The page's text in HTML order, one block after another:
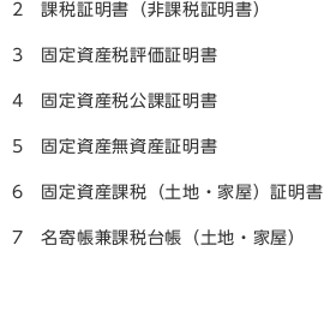
2 課税証明書（非課税証明書）
3 固定資産税評価証明書
4 固定資産税公課証明書
5 固定資産無資産証明書
6 固定資産課税（土地・家屋）証明書
7 名寄帳兼課税台帳（土地・家屋）